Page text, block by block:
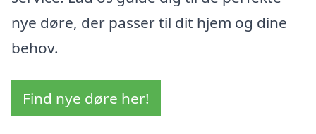
nye døre, der passer til dit hjem og dine
behov.
Find nye døre her!